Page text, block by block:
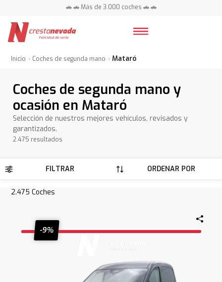
📍 Centros en toda España ⭐
Inicio Coches de segunda mano Mataró
Coches de segunda mano y
ocasión en Mataró
Selección de nuestros mejores vehículos, revisados y
garantizados.
2.475 resultados
FILTRAR ORDENAR POR
2.475 Coches
-9%